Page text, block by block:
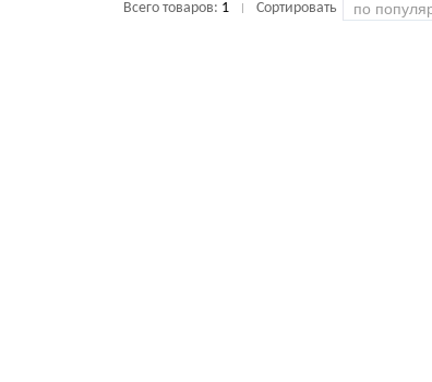
Всего товаров: 1 Сортировать